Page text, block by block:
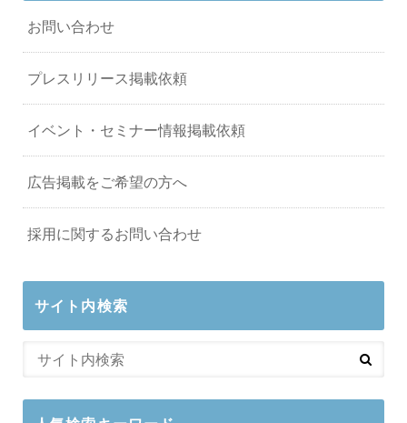
お問い合わせ
プレスリリース掲載依頼
イベント・セミナー情報掲載依頼
広告掲載をご希望の方へ
採用に関するお問い合わせ
サイト内検索